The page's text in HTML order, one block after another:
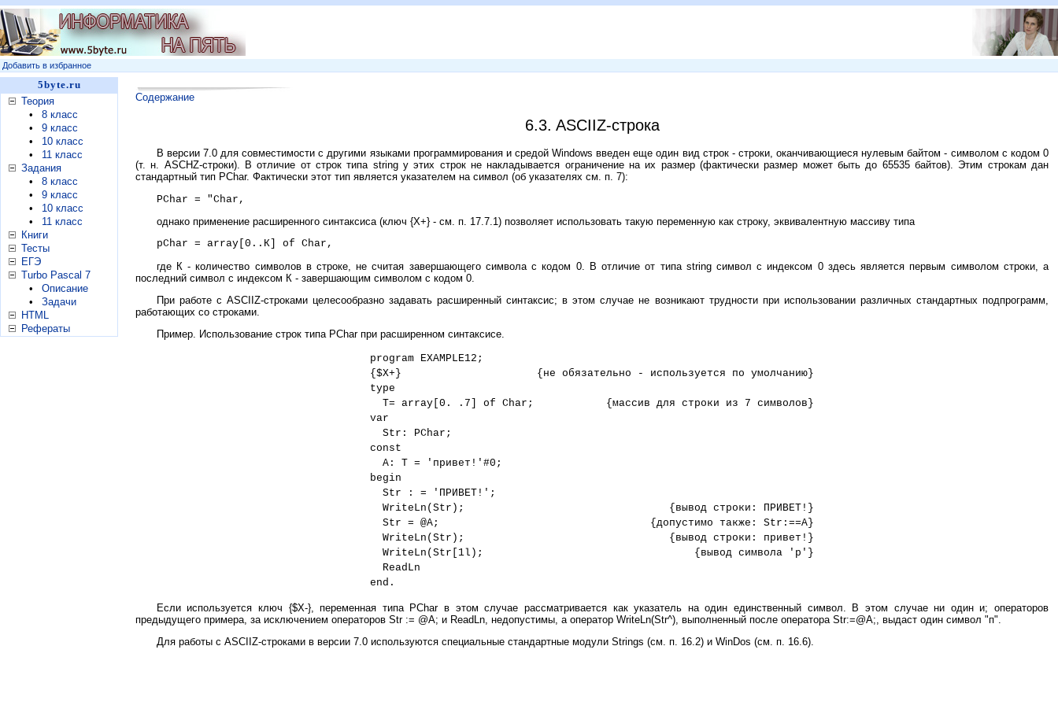
Добавить в избранное
5byte.ru
Теория
•
8 класс
•
9 класс
•
10 класс
•
11 класс
Задания
•
8 класс
•
9 класс
•
10 класс
•
11 класс
Книги
Тесты
ЕГЭ
Turbo Pascal 7
•
Описание
•
Задачи
HTML
Рефераты
Содержание
6.3. ASCIIZ-строка
В версии 7.0 для совместимости с другими языками программирования и средой Windows введен еще один вид строк - строки, оканчивающиеся нулевым байтом - символом с кодом 0
(т. н. ASCHZ-строки). В отличие от строк типа string у этих строк не накладывается ограничение на их размер (фактически размер может быть до 65535 байтов). Этим строкам дан
стандартный тип PChar. Фактически этот тип является указателем на символ (об указателях см. п. 7):
PChar = "Char,
однако применение расширенного синтаксиса (ключ {Х+} - см. п. 17.7.1) позволяет использовать такую переменную как строку, эквивалентную массиву типа
pChar = array[0..К] of Char,
где К - количество символов в строке, не считая завершающего символа с кодом 0. В отличие от типа string символ с индексом 0 здесь является первым символом строки, а
последний символ с индексом К - завершающим символом с кодом 0.
При работе с ASCIIZ-строками целесообразно задавать расширенный синтаксис; в этом случае не возникают трудности при использовании различных стандартных подпрограмм,
работающих со строками.
Пример. Использование строк типа PChar при расширенном синтаксисе.
program EXAMPLE12;
{$X+}
{не обязательно - используется по умолчанию}
type
T= array[0. .7] of Char;
{массив для строки из 7 символов}
var
Str: PChar;
const
A: T = 'привет!'#0;
begin
Str : = 'ПРИВЕТ!';
WriteLn(Str);
{вывод строки: ПРИВЕТ!}
Str = @А;
{допустимо также: Str:==A}
WriteLn(Str);
{вывод строки: привет!}
WriteLn(Str[1l);
{вывод символа 'р'}
ReadLn
end.
Если используется ключ {$Х-}, переменная типа PChar в этом случае рассматривается как указатель на один единственный символ. В этом случае ни один и; операторов
предыдущего примера, за исключением операторов Str := @A; и ReadLn, недопустимы, а оператор WriteLn(Str^), выполненный после оператора Str:=@A;, выдаст один символ "п".
Для работы с ASCIIZ-строками в версии 7.0 используются специальные стандартные модули Strings (см. п. 16.2) и WinDos (см. п. 16.6).